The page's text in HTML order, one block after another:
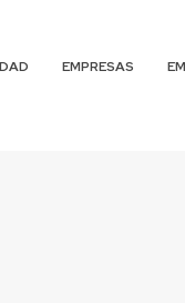
EMPRESAS